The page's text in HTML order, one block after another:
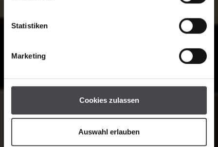
Statistiken
Marketing
Cookies zulassen
Auswahl erlauben